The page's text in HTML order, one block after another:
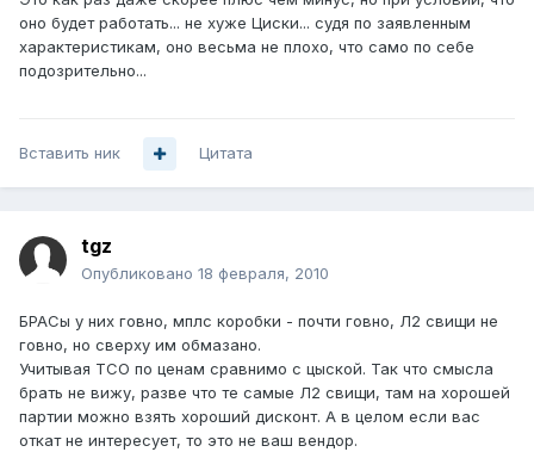
оно будет работать... не хуже Циски... судя по заявленным
характеристикам, оно весьма не плохо, что само по себе
подозрительно...
Вставить ник Цитата
tgz
Опубликовано 18 февраля, 2010
БРАСы у них говно, мплс коробки - почти говно, Л2 свищи не
говно, но сверху им обмазано.
Учитывая TCO по ценам сравнимо с цыской. Так что смысла
брать не вижу, разве что те самые Л2 свищи, там на хорошей
партии можно взять хороший дисконт. А в целом если вас
откат не интересует, то это не ваш вендор.